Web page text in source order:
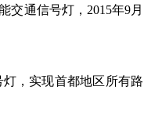
交通信号灯，2015年9月
，实现首都地区所有路